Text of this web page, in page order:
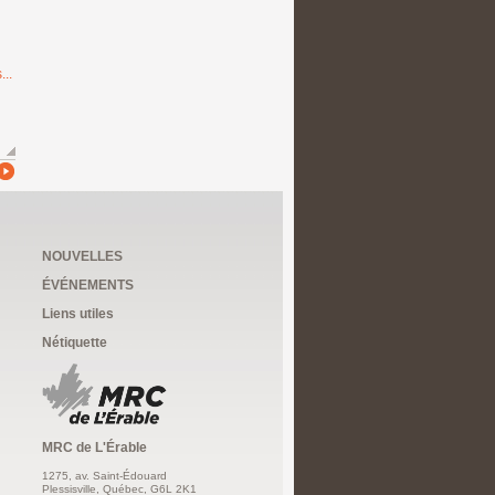
NOUVELLES
ÉVÉNEMENTS
Liens utiles
Nétiquette
MRC de L'Érable
1275, av. Saint-Édouard
Plessisville, Québec, G6L 2K1